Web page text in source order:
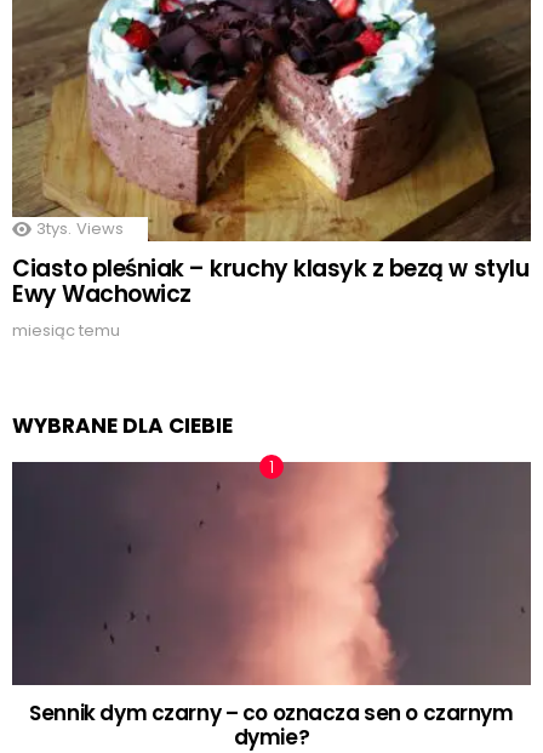
3tys. Views
Ciasto pleśniak – kruchy klasyk z bezą w stylu
Ewy Wachowicz
miesiąc temu
WYBRANE DLA CIEBIE
Sennik dym czarny – co oznacza sen o czarnym
dymie?